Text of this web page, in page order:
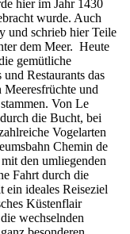
hier im Jahr 1430
wurde. Auch
und schrieb hier Teile
dem Meer. Heute
gemütliche
Restaurants das
und
Von Le
die Bucht, bei
Vogelarten
Chemin de
den umliegenden
Fahrt durch die
ideales Reiseziel
Küstenflair
wechselnden